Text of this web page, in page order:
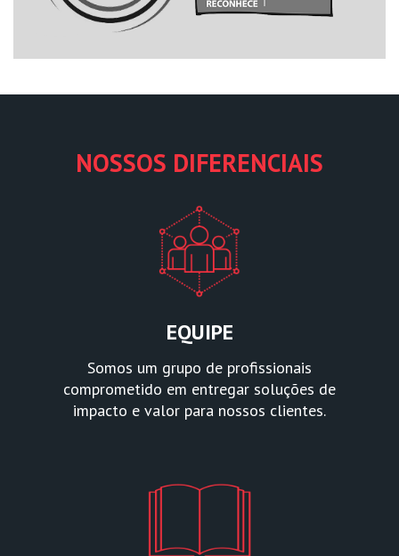
NOSSOS DIFERENCIAIS
EQUIPE
Somos um grupo de profissionais
comprometido em entregar soluções de
impacto e valor para nossos clientes.